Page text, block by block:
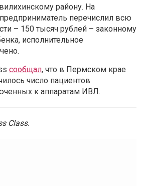
району. На
перечислил всю
– 150 тысяч рублей – законному
исполнительное
сообщал, что в Пермском крае
число пациентов
к аппаратам ИВЛ.
Class.